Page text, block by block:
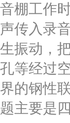
音棚工作
声传入录
生振动，
孔等经过
界的钢性
题主要是